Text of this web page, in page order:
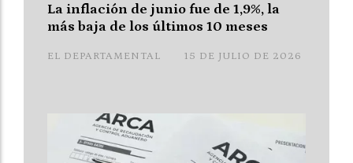
La inflación de junio fue de 1,9%, la
más baja de los últimos 10 meses
EL DEPARTAMENTAL 15 DE JULIO DE 2026